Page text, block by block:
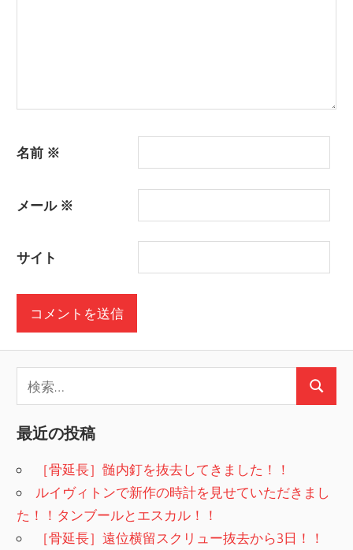
名前 ※
メール ※
サイト
索:
検
最近の投稿
［骨延長］髄内釘を抜去してきました！！
ルイヴィトンで新作の時計を見せていただきまし
た！！タンブールとエスカル！！
［骨延長］遠位横留スクリュー抜去から3日！！